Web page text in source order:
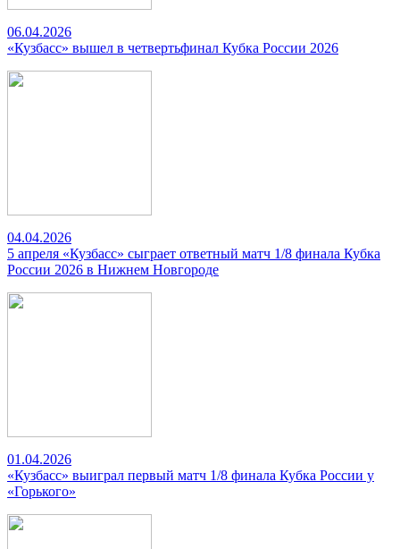
06.04.2026
«Кузбасс» вышел в четвертьфинал Кубка России 2026
04.04.2026
5 апреля «Кузбасс» сыграет ответный матч 1/8 финала Кубка
России 2026 в Нижнем Новгороде
01.04.2026
«Кузбасс» выиграл первый матч 1/8 финала Кубка России у
«Горького»